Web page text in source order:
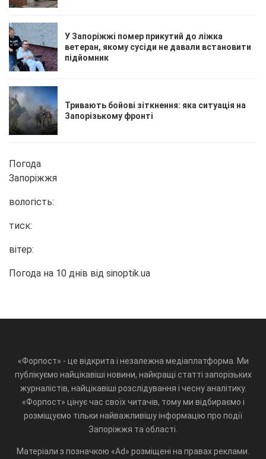
У Запоріжжі помер прикутий до ліжка
ветеран, якому сусіди не давали встановити
підйомник
Тривають бойові зіткнення: яка ситуація на
Запорізькому фронті
Погода
Запоріжжя
вологість:
тиск:
вітер:
Погода на 10 днів від sinoptik.ua
«Форпост» - це відкрита і незалежна медіаплатформа. Ми
публікуємо найцікавіші новини, найкращі статті запорізьких
журналістів, найцікавіші розслідування і чесну аналітику.
«Форпост» цінує час своїх читачів, тому ми відбираємо і
розміщуємо тільки найважливішу інформацію про події
Запоріжжя та області.
Матеріали з позначкою «Ad» розміщені на правах реклами.